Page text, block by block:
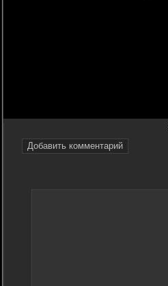
Добавить комментарий